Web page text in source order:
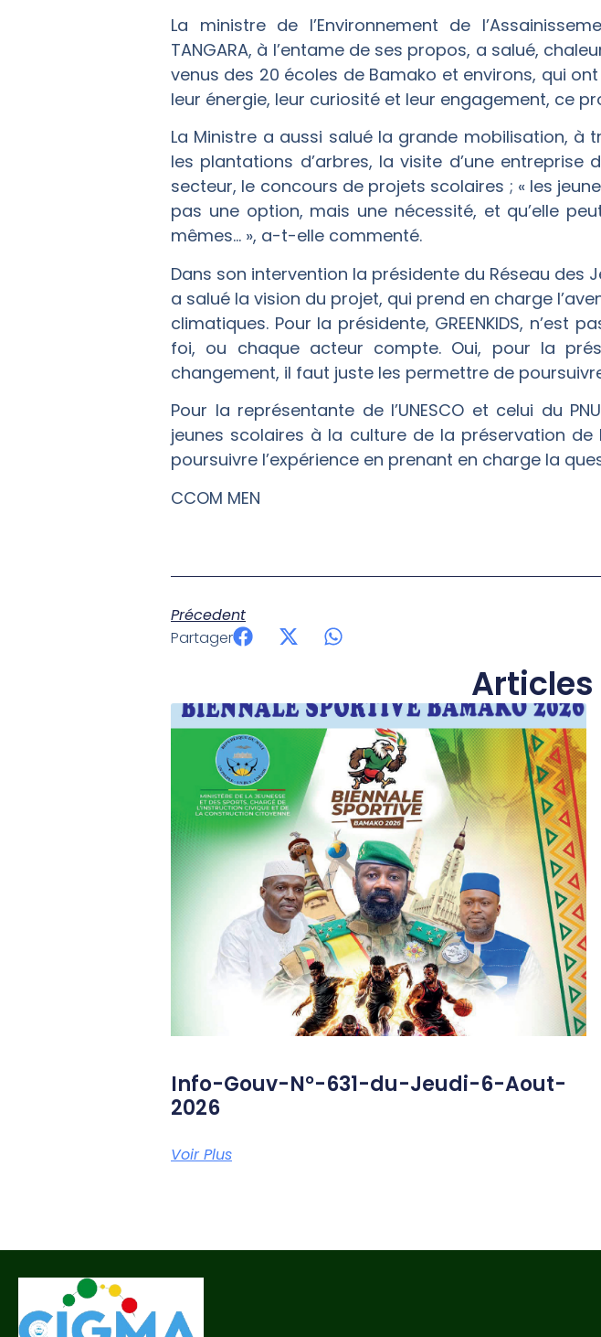
La ministre de l’Environnement de
TANGARA, à l’entame de ses propos, a salué,
venus des 20 écoles de Bamako et environs, qui
leur énergie, leur curiosité et leur engagement, ce
La Ministre a aussi salué la grande mobilisation,
les plantations d’arbres, la visite d’une
secteur, le concours de projets scolaires ; « les
pas une option, mais une nécessité, et qu’elle
mêmes… », a-t-elle commenté.
Dans son intervention la présidente du Réseau des
a salué la vision du projet, qui prend en charge
climatiques. Pour la présidente, GREENKIDS,
foi, ou chaque acteur compte. Oui, pour la
changement, il faut juste les permettre de
Pour la représentante de l’UNESCO et celui du
jeunes scolaires à la culture de la préservation de
poursuivre l’expérience en prenant en charge la
CCOM MEN
Précedent
Partager
Info-Gouv-N°-631-du-Jeudi-6-Aout-
2026
Voir Plus